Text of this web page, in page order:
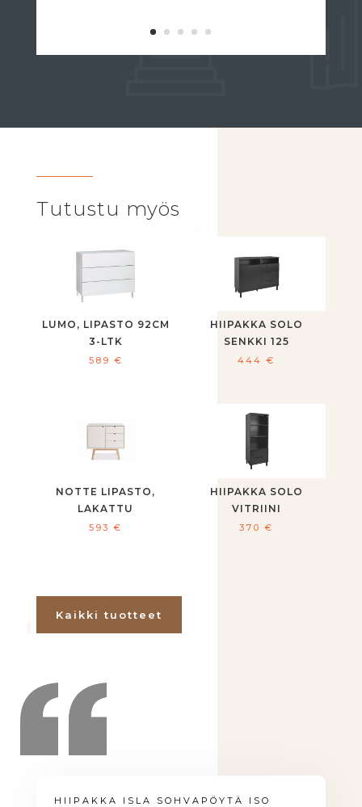
Tutustu myös
LUMO, LIPASTO 92CM
3-LTK
589 €
HIIPAKKA SOLO
SENKKI 125
444€
NOTTE LIPASTO,
LAKATTU
593€
HIIPAKKA SOLO
VITRIINI
370€
Kaikki tuotteet
HIIPAKKA ISLA SOHVAPÖYTÄ ISO